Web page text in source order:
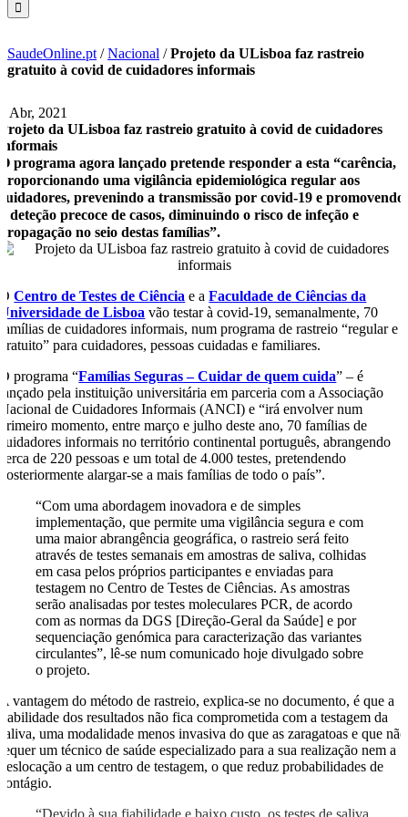
SaudeOnline.pt /Nacional /Projeto da ULisboa faz rastreio
gratuito à covid de cuidadores informais
1 Abr, 2021
Projeto da ULisboa faz rastreio gratuito à covid de cuidadores
informais
O programa agora lançado pretende responder a esta “carência,
proporcionando uma vigilância epidemiológica regular aos
cuidadores, prevenindo a transmissão por covid-19 e promovendo
a deteção precoce de casos, diminuindo o risco de infeção e
propagação no seio destas famílias”.
OCentro de Testes de Ciência e aFaculdade de Ciências da
Universidade de Lisboa vão testar à covid-19, semanalmente, 70
famílias de cuidadores informais, num programa de rastreio “regular e
gratuito” para cuidadores, pessoas cuidadas e familiares.
O programa “Famílias Seguras – Cuidar de quem cuida” – é
lançado pela instituição universitária em parceria com a Associação
Nacional de Cuidadores Informais (ANCI) e “irá envolver num
primeiro momento, entre março e julho deste ano, 70 famílias de
cuidadores informais no território continental português, abrangendo
cerca de 220 pessoas e um total de 4.000 testes, pretendendo
posteriormente alargar-se a mais famílias de todo o país”.
“Com uma abordagem inovadora e de simples
implementação, que permite uma vigilância segura e com
uma maior abrangência geográfica, o rastreio será feito
através de testes semanais em amostras de saliva, colhidas
em casa pelos próprios participantes e enviadas para
testagem no Centro de Testes de Ciências. As amostras
serão analisadas por testes moleculares PCR, de acordo
com as normas da DGS [Direção-Geral da Saúde] e por
sequenciação genómica para caracterização das variantes
circulantes”, lê-se num comunicado hoje divulgado sobre
o projeto.
A vantagem do método de rastreio, explica-se no documento, é que a
fiabilidade dos resultados não fica comprometida com a testagem da
saliva, uma modalidade menos invasiva do que as zaragatoas e que não
requer um técnico de saúde especializado para a sua realização nem a
deslocação a um centro de testagem, o que reduz probabilidades de
contágio.
“Devido à sua fiabilidade e baixo custo, os testes de saliva